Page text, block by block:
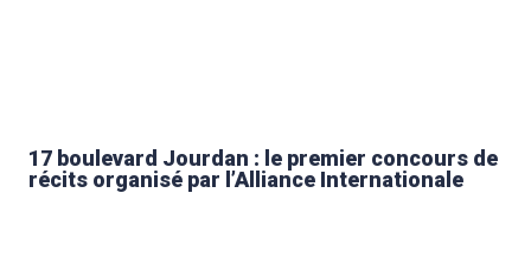
17 boulevard Jourdan : le premier concours de
récits organisé par l’Alliance Internationale